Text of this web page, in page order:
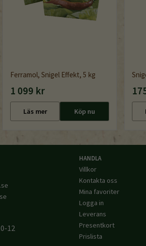
Ferramol, Snigel Effekt, 5 kg
1 099 kr
Läs mer Köp nu
12
HANDLA
Villkor
Kontakta oss
Mina favoriter
Logga in
Leverans
Presentkort
Prislista